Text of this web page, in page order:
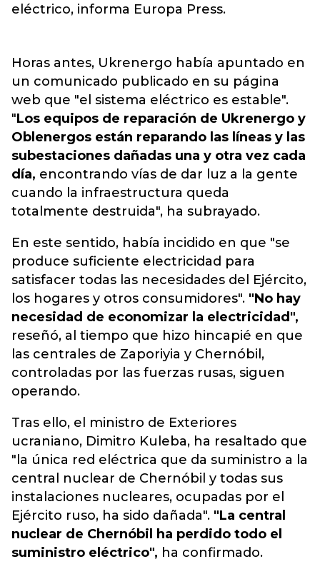
eléctrico, informa Europa Press.
Horas antes, Ukrenergo había apuntado en
un comunicado publicado en su página
web que "el sistema eléctrico es estable".
"Los equipos de reparación de Ukrenergo y
Oblenergos están reparando las líneas y las
subestaciones dañadas una y otra vez cada
día, encontrando vías de dar luz a la gente
cuando la infraestructura queda
totalmente destruida", ha subrayado.
En este sentido, había incidido en que "se
produce suficiente electricidad para
satisfacer todas las necesidades del Ejército,
los hogares y otros consumidores". "No hay
necesidad de economizar la electricidad",
reseñó, al tiempo que hizo hincapié en que
las centrales de Zaporiyia y Chernóbil,
controladas por las fuerzas rusas, siguen
operando.
Tras ello, el ministro de Exteriores
ucraniano, Dimitro Kuleba, ha resaltado que
"la única red eléctrica que da suministro a la
central nuclear de Chernóbil y todas sus
instalaciones nucleares, ocupadas por el
Ejército ruso, ha sido dañada". "La central
nuclear de Chernóbil ha perdido todo el
suministro eléctrico", ha confirmado.